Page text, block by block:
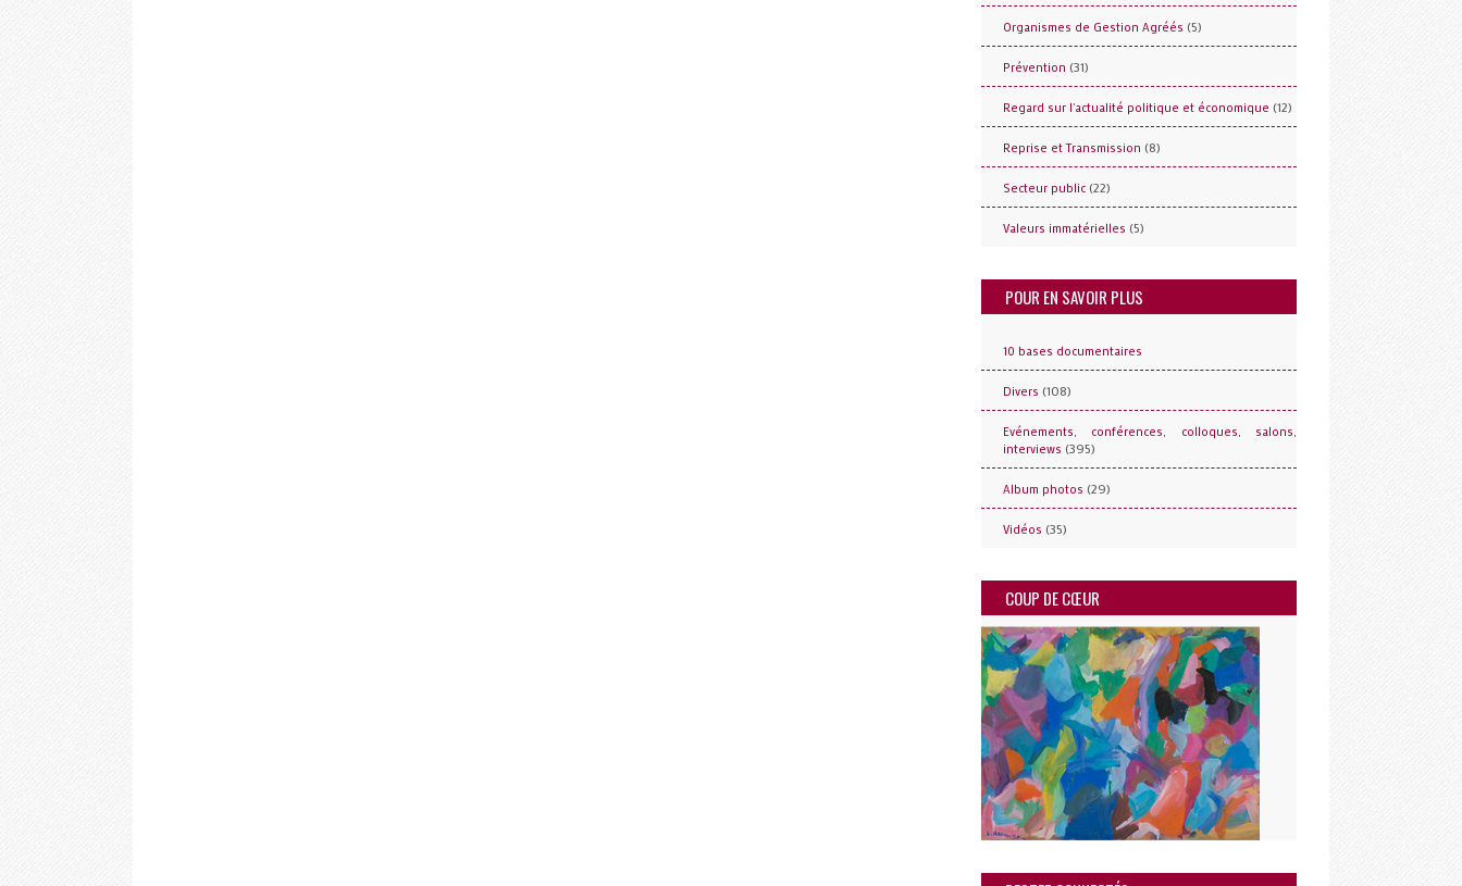
Organismes de Gestion Agréés (5)
Prévention (31)
Regard sur l'actualité politique et économique (12)
Reprise et Transmission (8)
Secteur public (22)
Valeurs immatérielles (5)
POUR EN SAVOIR PLUS
10 bases documentaires
Divers (108)
Evénements, conférences, colloques, salons,
interviews (395)
Album photos (29)
Vidéos (35)
COUP DE CŒUR